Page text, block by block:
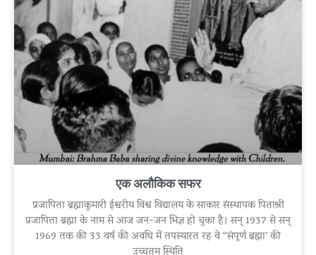
एक अलौकिक सफर
प्रजापिता ब्रह्माकुमारी ईश्वरीय विश्व विद्यालय के साकार संस्थापक पिताश्री
प्रजापिता ब्रह्मा के नाम से आज जन-जन भिज्ञ हो चुका है। सन्‌ 1937 से सन्‌
1969 तक की 33 वर्ष की अवधि में तपस्यारत रह वे “संपूर्ण ब्रह्मा’ की